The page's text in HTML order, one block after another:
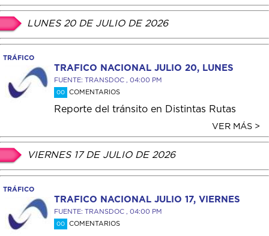
LUNES 20 DE JULIO DE 2026
TRÁFICO
TRAFICO NACIONAL JULIO 20, LUNES
FUENTE: TRANSDOC , 04:00 PM
00 COMENTARIOS
Reporte del tránsito en Distintas Rutas
VER MÁS >
VIERNES 17 DE JULIO DE 2026
TRÁFICO
TRAFICO NACIONAL JULIO 17, VIERNES
FUENTE: TRANSDOC , 04:00 PM
00 COMENTARIOS